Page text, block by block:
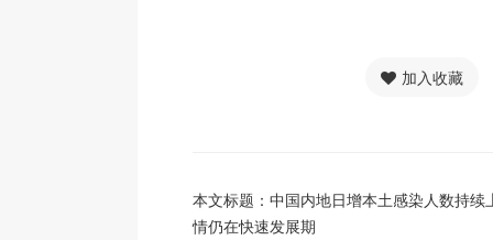
加入收藏
本文标题：中国内地日增本土感染人数持续
情仍在快速发展期